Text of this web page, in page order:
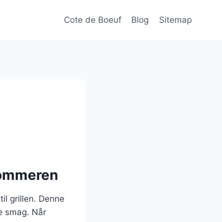
Cote de Boeuf Blog Sitemap
grillen. Denne
smag. Når